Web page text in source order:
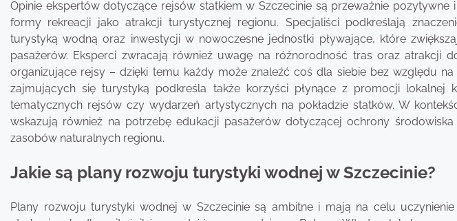
Opinie ekspertów dotyczące rejsów statkiem w Szczecinie są przeważnie
formy rekreacji jako atrakcji turystycznej regionu. Specjaliści podkreślają
turystyką wodną oraz inwestycji w nowoczesne jednostki pływające, które
pasażerów. Eksperci zwracają również uwagę na różnorodność tras oraz atrakcji
organizujące rejsy – dzięki temu każdy może znaleźć coś dla siebie bez względu
zajmujących się turystyką podkreśla także korzyści płynące z promocji lokalnej
tematycznych rejsów czy wydarzeń artystycznych na pokładzie statków. W
wskazują również na potrzebę edukacji pasażerów dotyczącej ochrony
zasobów naturalnych regionu.
Jakie są plany rozwoju turystyki wodnej w Szczecinie?
Plany rozwoju turystyki wodnej w Szczecinie są ambitne i mają na celu